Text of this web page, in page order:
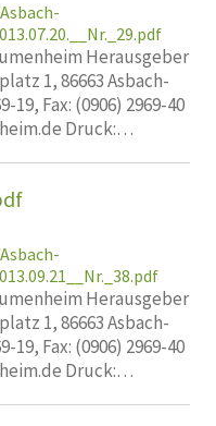
Herausgeber
1, 86663 Asbach-
19, Fax: (0906) 2969-40
Druck:…
Herausgeber
1, 86663 Asbach-
19, Fax: (0906) 2969-40
Druck:…